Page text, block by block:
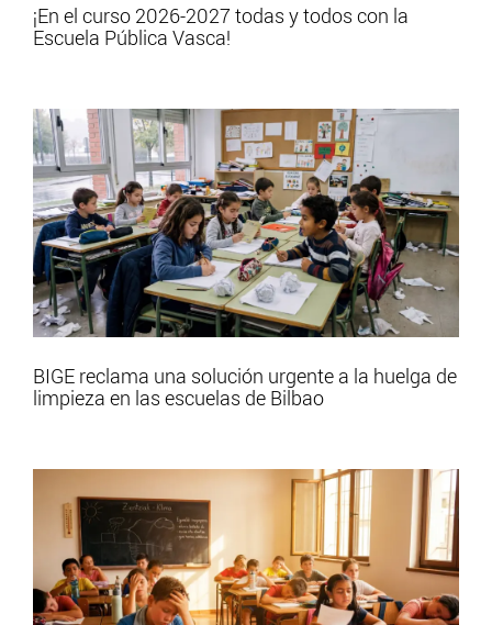
¡En el curso 2026-2027 todas y todos con la
Escuela Pública Vasca!
BIGE reclama una solución urgente a la huelga de
limpieza en las escuelas de Bilbao